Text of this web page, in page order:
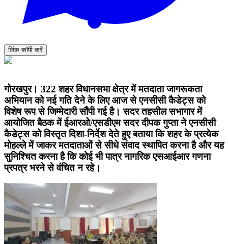
लिंक कॉपी करें
गोरखपुर। 322 शहर विधानसभा क्षेत्र में मतदाता जागरूकता
अभियान को नई गति देने के लिए आज से एनसीसी कैडेट्स को
विशेष रूप से जिम्मेदारी सौंपी गई है। सदर तहसील सभागार में
आयोजित बैठक में ईआरओ/एसडीएम सदर दीपक गुप्ता ने एनसीसी
कैडेट्स को विस्तृत दिशा-निर्देश देते हुए बताया कि शहर के प्रत्येक
मोहल्ले में जाकर मतदाताओं से सीधे संवाद स्थापित करना है और यह
सुनिश्चित करना है कि कोई भी पात्र नागरिक एसआईआर गणना
प्रपत्र भरने से वंचित न रहे।